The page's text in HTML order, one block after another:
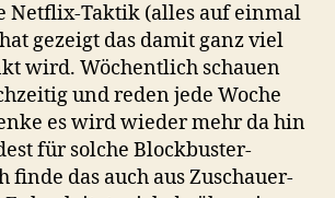
Netflix-Taktik (alles auf einmal
gezeigt das damit ganz viel
wird. Wöchentlich schauen
und reden jede Woche
es wird wieder mehr da hin
für solche Blockbuster-
finde das auch aus Zuschauer-